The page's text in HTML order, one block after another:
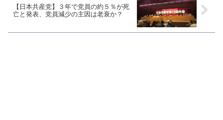
【日本共産党】３年で党員の約５％が死
亡と発表、党員減少の主因は老衰か？